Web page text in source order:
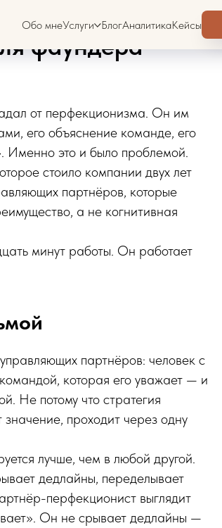
Обо мнеУслуги БлогАналитикаКейсы
от
фаундера
от перфекционизма. Он им
его объяснение команде, его
Именно это и было проблемой.
стоило компании двух лет
партнёров, которые
а не когнитивная
минут работы. Он работает
партнёров: человек с
которая его уважает — и
Не потому что стратегия
проходит через одну
лучше, чем в любой другой.
дедлайны, переделывает
перфекционист выглядит
Он не срывает дедлайны —